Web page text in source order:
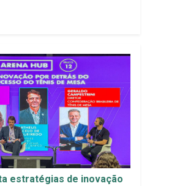
estratégias de inovação